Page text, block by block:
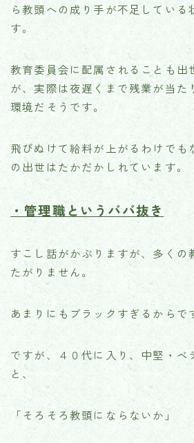
ら教頭への成り手が不足している
す。
教育委員会に配属されることも出
が、実際は夜遅くまで残業が当た
環境だそうです。
飛びぬけて給料が上がるわけでも
の出世はたかだかしれています。
・管理職というババ抜き
すこし話がかぶりますが、多くの
たがりません。
あまりにもブラックすぎるからで
ですが、４０代に入り、中堅・ベ
と、
「そろそろ教頭にならないか」